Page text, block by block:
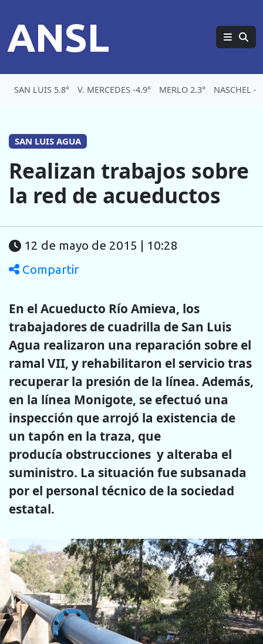
ANSL
SAN LUIS 5.8° V. MERCEDES -4.9° MERLO 2.3° NASCHEL -
SAN LUIS AGUA
Realizan trabajos sobre
la red de acueductos
12 de mayo de 2015 | 10:28
Compartir
En el Acueducto Río Amieva, los
trabajadores de cuadrilla de San Luis
Agua realizaron una reparación sobre el
ramal VII, y rehabilitaron el servicio tras
recuperar la presión de la línea. Además,
en la línea Monigote, se efectuó una
inspección que arrojó la existencia de
un tapón en la traza, que
producía obstrucciones y alteraba el
suministro. La situación fue subsanada
por el personal técnico de la sociedad
estatal.